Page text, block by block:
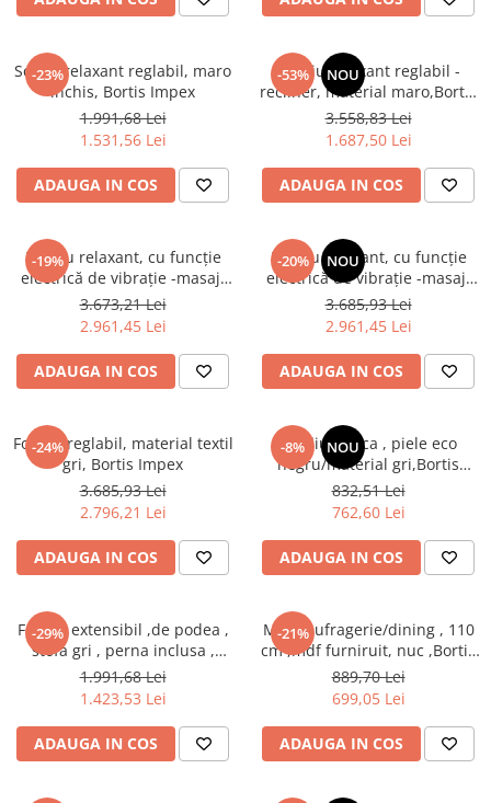
-23%
Scaun relaxant reglabil, maro
închis, Bortis Impex
1.991,68 Lei
1.531,56 Lei
ADAUGA IN COS
-53% NOU
Fotoliu relaxant reglabil -
recliner, material maro,Bortis
Impex
3.558,83 Lei
1.687,50 Lei
ADAUGA IN COS
-19%
Fotoliu relaxant, cu funcţie
electrică de vibraţie -masaj,
textil maro,Bortis Impex
3.673,21 Lei
2.961,45 Lei
ADAUGA IN COS
-20% NOU
Fotoliu relaxant, cu funcţie
electrică de vibraţie -masaj,
textil gri maronie,Bortis Impex
3.685,93 Lei
2.961,45 Lei
ADAUGA IN COS
-24%
Fotoliu reglabil, material textil
gri, Bortis Impex
3.685,93 Lei
2.796,21 Lei
ADAUGA IN COS
-8% NOU
Fotoliu scoica , piele eco
negru/material gri,Bortis
Impex
832,51 Lei
762,60 Lei
ADAUGA IN COS
-29%
Fotoliu extensibil ,de podea ,
stofa gri , perna inclusa ,
Bortis Impex
1.991,68 Lei
1.423,53 Lei
ADAUGA IN COS
-21%
Masa sufragerie/dining , 110
cm ,mdf furniruit, nuc ,Bortis
Impex
889,70 Lei
699,05 Lei
ADAUGA IN COS